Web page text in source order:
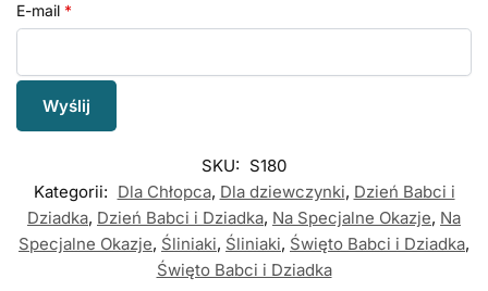
E-mail *
SKU: S180
Kategorii: Dla Chłopca, Dla dziewczynki, Dzień Babci i
Dziadka, Dzień Babci i Dziadka, Na Specjalne Okazje, Na
Specjalne Okazje, Śliniaki, Śliniaki, Święto Babci i Dziadka,
Święto Babci i Dziadka